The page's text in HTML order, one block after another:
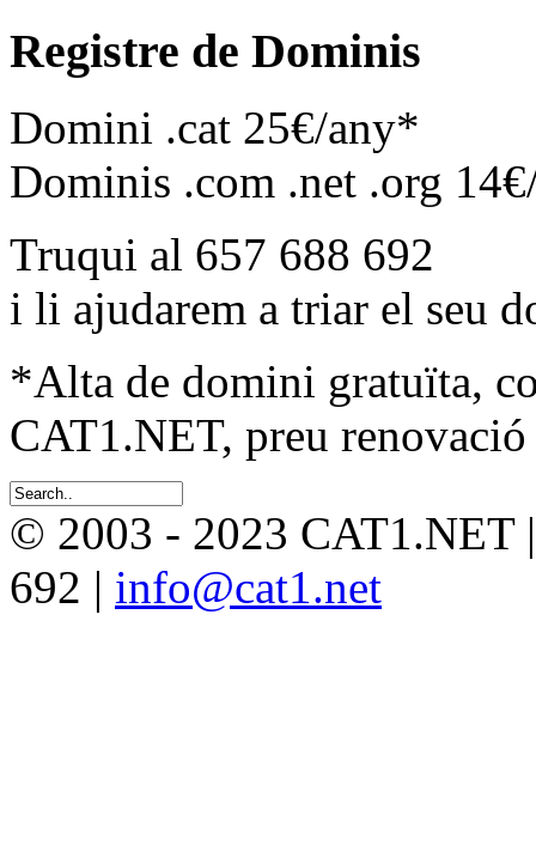
Registre de Dominis
Domini .cat 25€/any*
Dominis .com .net .org
Truqui al 657 688 692
i li ajudarem a triar el seu
*Alta de domini gratuïta,
CAT1.NET, preu
© 2003 - 2023 CAT1.NET
692 | info@cat1.net